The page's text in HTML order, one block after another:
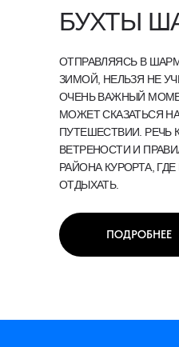
ОТПРАВЛЯЯСЬ В
ЗИМОЙ, НЕЛЬЗЯ НЕ
ОЧЕНЬ ВАЖНЫЙ
МОЖЕТ СКАЗАТЬСЯ
ПУТЕШЕСТВИИ. РЕЧЬ
ВЕТРЕНОСТИ И
РАЙОНА КУРОРТА,
ОТДЫХАТЬ.
БУХТЫ
ПОДРОБНЕЕ